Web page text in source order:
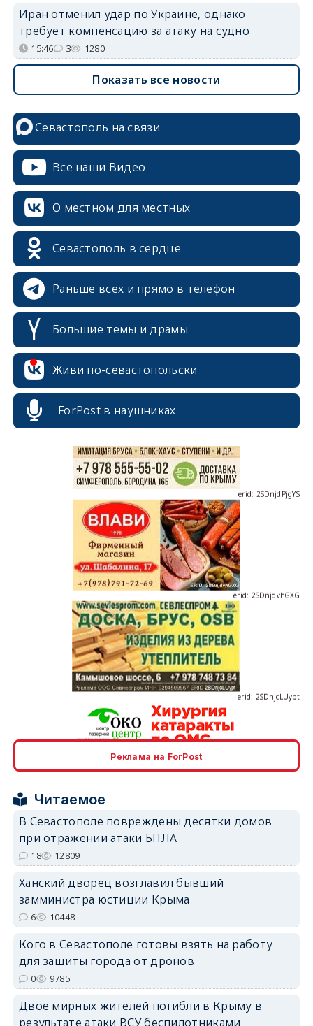
Иран отменил удар по Украине, однако
требует компенсацию за атаку на судно
15:46 3 1280
Показать все новости
Севастополь на связи
Все наши Видео
О местном для местных
Севастополь в сердце
Раньше всех и прямо в телефон
Большие темы и драмы
Живи по-севастопольски
ForPost в наушниках
erid: 2SDnjcrDNw6
erid: 2SDnjdPjgYS
erid: 2SDnjdvhGXG
erid: 2SDnjdPjgYS
Реклама на ForPost
Читаемое
В Севастополе повреждены десятки домов
при отражении атаки БПЛА
18 12809
Ханский дворец возглавил бывший
замминистра юстиции Крыма
6 10448
Кого в Севастополе готовы взять на работу
для защиты города от дронов
0 9785
Двое мирных жителей погибли в Крыму в
результате атаки ВСУ беспилотниками